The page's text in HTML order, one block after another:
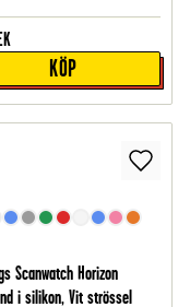
KÖP
Scanwatch Horizon
i silikon, Vit strössel